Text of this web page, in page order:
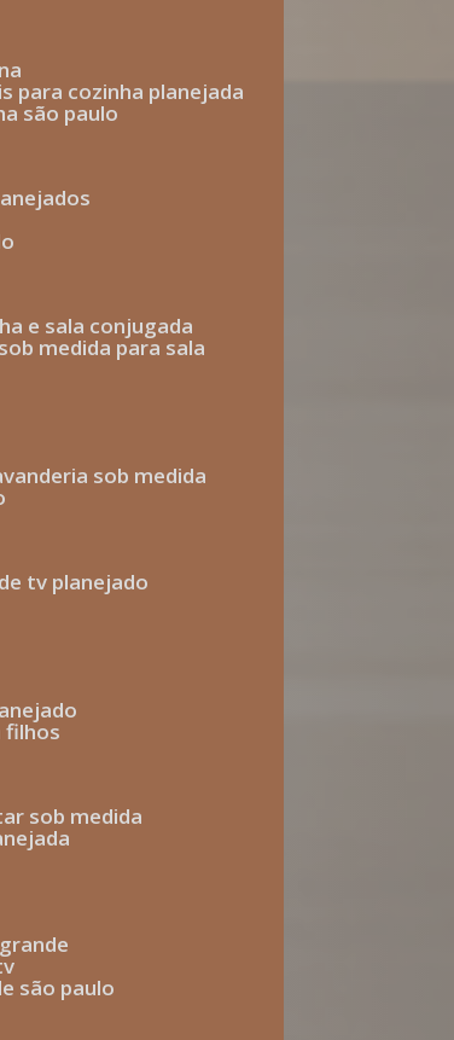
para cozinha planejada
são paulo
e sala conjugada
sob medida para sala
sob medida
de tv planejado
filhos
sob medida
são paulo